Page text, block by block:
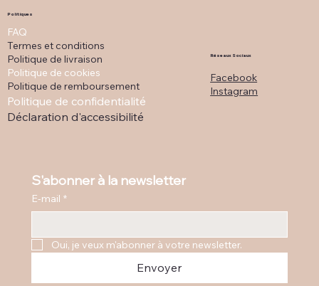
Politiques
FAQ
Termes et conditions
Politique de livraison
Politique de cookies
Politique de remboursement
Politique de confidentialité
Déclaration d'accessibilité
Réseaux Sociaux
Facebook
Instagram
S'abonner à la newsletter
E-mail *
Oui, je veux m'abonner à votre newsletter.
Envoyer